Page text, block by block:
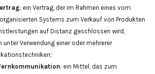
: ein Vertrag, der im Rahmen eines vom
Systems zum Verkauf von Produkten
auf Distanz geschlossen wird,
unter Verwendung einer oder mehrerer
: ein Mittel, das zum